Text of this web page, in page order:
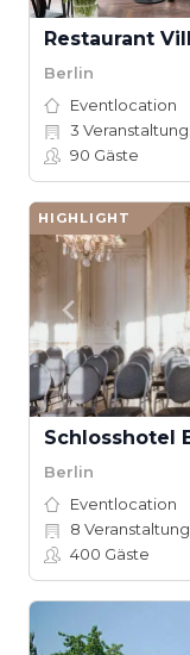
Restaurant
Berlin
Eventlocation
3
90 Gäste
HIGHLIGHT
Schlosshotel
Berlin
Eventlocation
8
400 Gäste